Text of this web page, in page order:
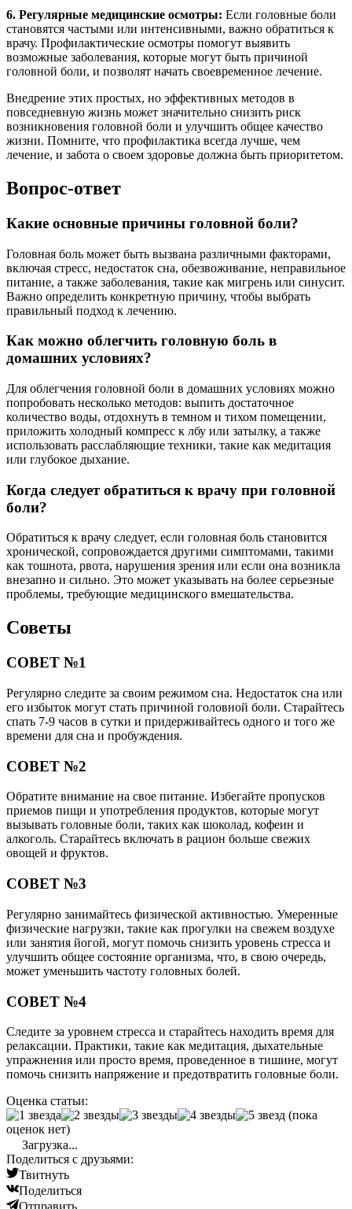
6. Регулярные медицинские осмотры: Если головные боли
становятся частыми или интенсивными, важно обратиться к
врачу. Профилактические осмотры помогут выявить
возможные заболевания, которые могут быть причиной
головной боли, и позволят начать своевременное лечение.
Внедрение этих простых, но эффективных методов в
повседневную жизнь может значительно снизить риск
возникновения головной боли и улучшить общее качество
жизни. Помните, что профилактика всегда лучше, чем
лечение, и забота о своем здоровье должна быть приоритетом.
Вопрос-ответ
Какие основные причины головной боли?
Головная боль может быть вызвана различными факторами,
включая стресс, недостаток сна, обезвоживание, неправильное
питание, а также заболевания, такие как мигрень или синусит.
Важно определить конкретную причину, чтобы выбрать
правильный подход к лечению.
Как можно облегчить головную боль в
домашних условиях?
Для облегчения головной боли в домашних условиях можно
попробовать несколько методов: выпить достаточное
количество воды, отдохнуть в темном и тихом помещении,
приложить холодный компресс к лбу или затылку, а также
использовать расслабляющие техники, такие как медитация
или глубокое дыхание.
Когда следует обратиться к врачу при головной
боли?
Обратиться к врачу следует, если головная боль становится
хронической, сопровождается другими симптомами, такими
как тошнота, рвота, нарушения зрения или если она возникла
внезапно и сильно. Это может указывать на более серьезные
проблемы, требующие медицинского вмешательства.
Советы
СОВЕТ №1
Регулярно следите за своим режимом сна. Недостаток сна или
его избыток могут стать причиной головной боли. Старайтесь
спать 7-9 часов в сутки и придерживайтесь одного и того же
времени для сна и пробуждения.
СОВЕТ №2
Обратите внимание на свое питание. Избегайте пропусков
приемов пищи и употребления продуктов, которые могут
вызывать головные боли, таких как шоколад, кофеин и
алкоголь. Старайтесь включать в рацион больше свежих
овощей и фруктов.
СОВЕТ №3
Регулярно занимайтесь физической активностью. Умеренные
физические нагрузки, такие как прогулки на свежем воздухе
или занятия йогой, могут помочь снизить уровень стресса и
улучшить общее состояние организма, что, в свою очередь,
может уменьшить частоту головных болей.
СОВЕТ №4
Следите за уровнем стресса и старайтесь находить время для
релаксации. Практики, такие как медитация, дыхательные
упражнения или просто время, проведенное в тишине, могут
помочь снизить напряжение и предотвратить головные боли.
Оценка статьи:
(пока
оценок нет)
Загрузка...
Поделиться с друзьями:
Твитнуть
Поделиться